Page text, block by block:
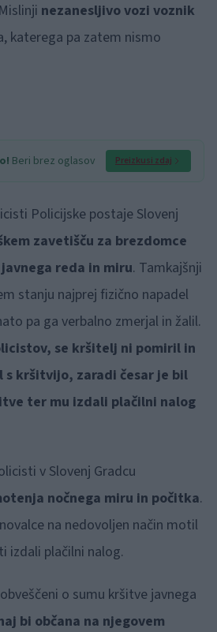
nezanesljivo vozi voznik
katerega pa zatem nismo
Beri brez oglasov Preizkusi zdaj
Policijske postaje Slovenj
zavetišču za brezdomce
reda in miru. Tamkajšnji
stanju najprej fizično napadel
pa ga verbalno zmerjal in žalil.
se kršitelj ni pomiril in
s kršitvijo, zaradi česar je bil
ter mu izdali plačilni nalog
v Slovenj Gradcu
nočnega miru in počitka.
na nedovoljen način motil
izdali plačilni nalog.
o sumu kršitve javnega
bi občana na njegovem